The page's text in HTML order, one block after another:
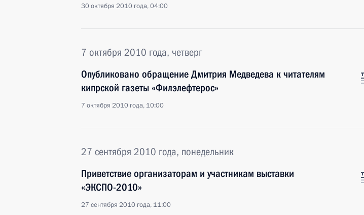
30 октября 2010 года, 04:00
7 октября 2010 года, четверг
Опубликовано обращение Дмитрия Медведева к читателям
кипрской газеты «Филэлефтерос»
7 октября 2010 года, 10:00
27 сентября 2010 года, понедельник
Приветствие организаторам и участникам выставки
«ЭКСПО-2010»
27 сентября 2010 года, 11:00